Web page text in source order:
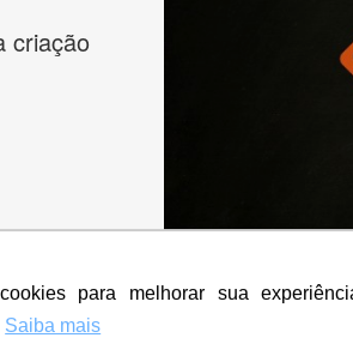
para melhorar sua
Saiba mais
criação